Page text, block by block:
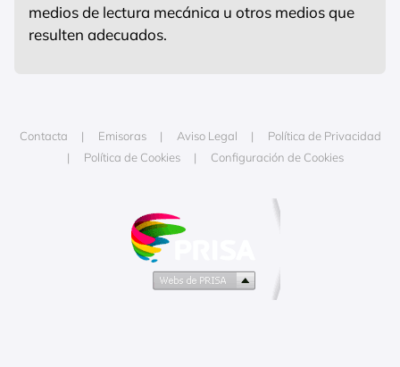
medios de lectura mecánica u otros medios que
resulten adecuados.
Contacta Emisoras Aviso Legal
Política de Privacidad
Política de Cookies
Configuración de Cookies